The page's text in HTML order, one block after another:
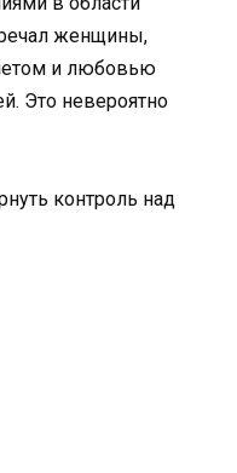
женщины,
и любовью
Это невероятно
контроль над